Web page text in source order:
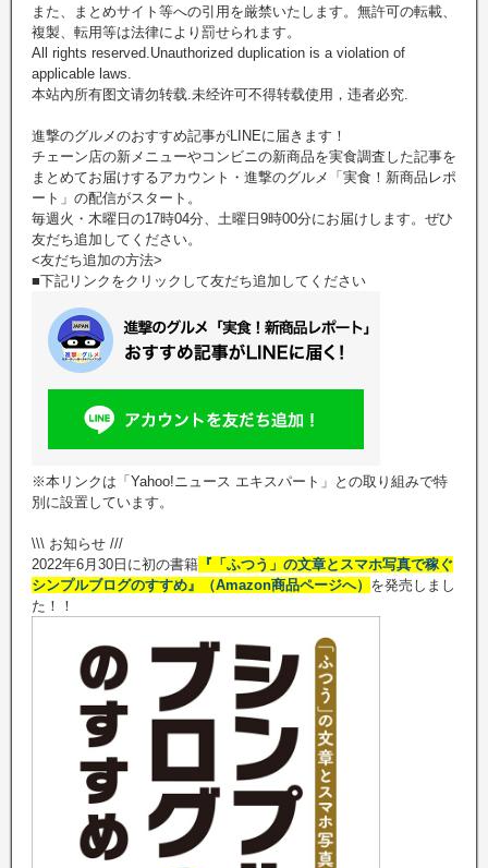
また、まとめサイト等への引用を厳禁いたします。無許可の転載、
複製、転用等は法律により罰せられます。
All rights reserved.Unauthorized duplication is a violation of
applicable laws.
本站內所有图文请勿转载.未经许可不得转载使用，违者必究.
進撃のグルメのおすすめ記事がLINEに届きます！
チェーン店の新メニューやコンビニの新商品を実食調査した記事を
まとめてお届けするアカウント・進撃のグルメ「実食！新商品レポ
ート」の配信がスタート。
毎週火・木曜日の17時04分、土曜日9時00分にお届けします。ぜひ
友だち追加してください。
<友だち追加の方法>
■下記リンクをクリックして友だち追加してください
※本リンクは「Yahoo!ニュース エキスパート」との取り組みで特
別に設置しています。
\\\ お知らせ ///
2022年6月30日に初の書籍 『「ふつう」の文章とスマホ写真で稼ぐ
シンプルブログのすすめ』（Amazon商品ページへ） を発売しまし
た！！